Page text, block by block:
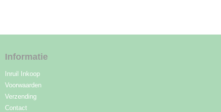
Informatie
Inruil Inkoop
Voorwaarden
Verzending
Contact